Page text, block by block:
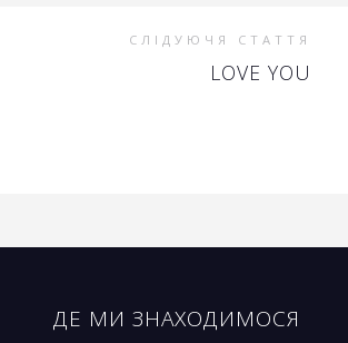
СЛІДУЮЧЯ СТАТТЯ
LOVE YOU
ДЕ МИ ЗНАХОДИМОСЯ